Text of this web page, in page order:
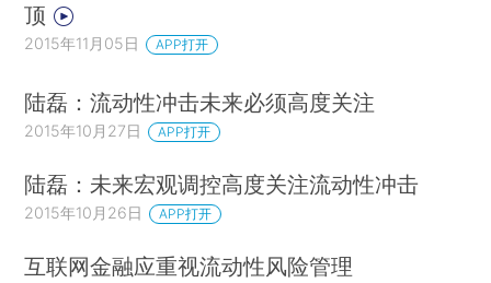
顶
2015年11月05日 APP打开
陆磊：流动性冲击未来必须高度关注
2015年10月27日 APP打开
陆磊：未来宏观调控高度关注流动性冲击
2015年10月26日 APP打开
互联网金融应重视流动性风险管理